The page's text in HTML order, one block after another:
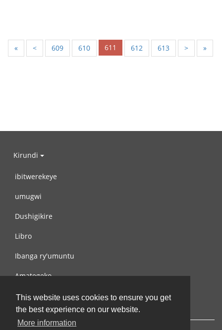
This website uses cookies to ensure you get
the best experience on our website.
More information
« < 609 610 611 612 613 > »
Kirundi
ibitwerekeye
umugwi
Dushigikire
Libro
Ibanga ry'umuntu
Amategeko
Turondere